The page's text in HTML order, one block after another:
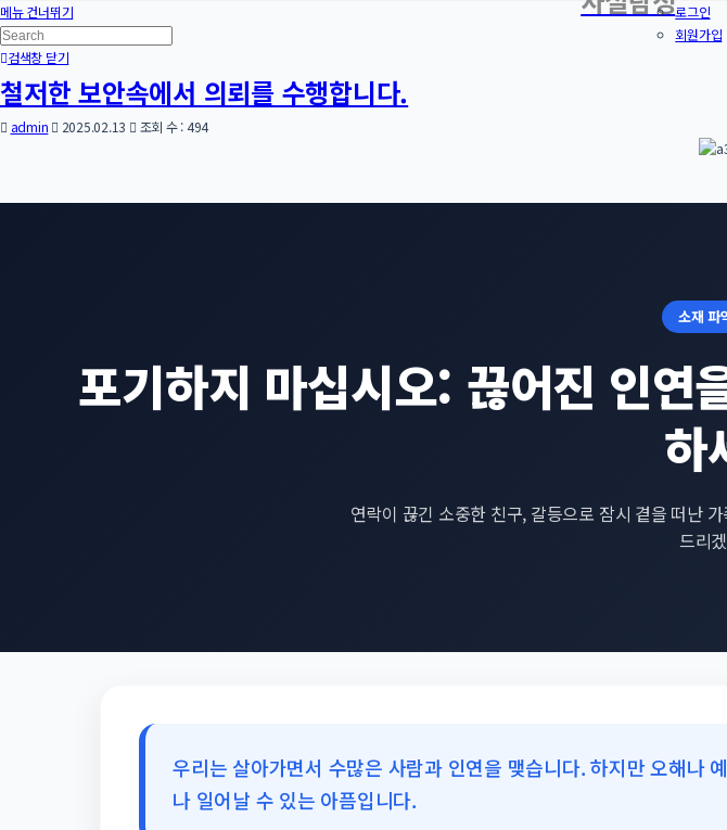
메뉴 건너뛰기
검색창 닫기
로그인
회원가입
철저한 보안속에서 의뢰를 수행합니다.
admin 2025.02.13 조회 수 : 494
소재 파
포기하지 마십시오: 끊어진 인연
하
연락이 끊긴 소중한 친구, 갈등으로 잠시 곁을 떠난
드리
우리는 살아가면서 수많은 사람과 인연을 맺습니다. 하지만 오해나
나 일어날 수 있는 아픔입니다.